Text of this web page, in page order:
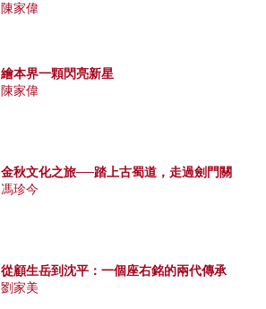
陳家偉
繪本界一顆閃亮新星
陳家偉
金秋文化之旅──踏上古蜀道，走過劍門關
馮珍今
從顧生岳到沈平：一個座右銘的兩代傳承
劉家美